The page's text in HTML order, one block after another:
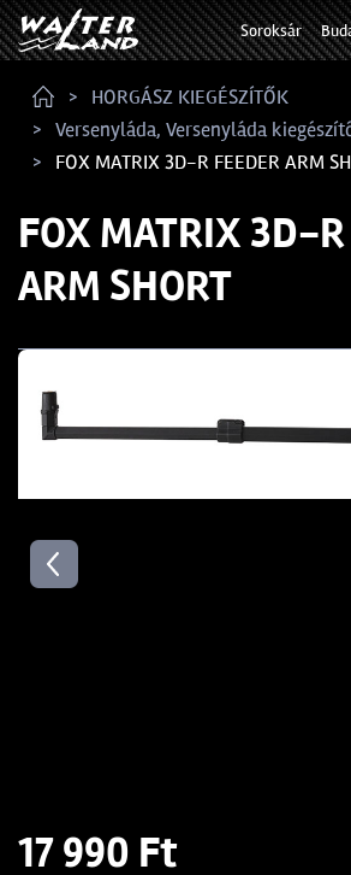
Soroksár
HORGÁSZ KIEGÉSZÍTŐK
Versenyláda, Versenyláda
FOX MATRIX 3D-R FEEDER ARM
FOX MATRIX 3D-R
ARM SHORT
17 990 Ft